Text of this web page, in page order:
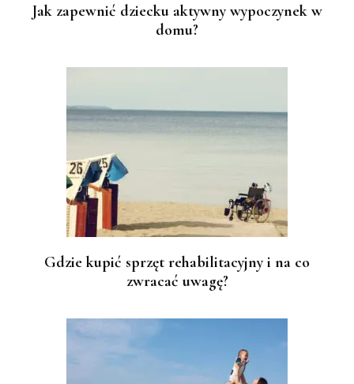
Jak zapewnić dziecku aktywny wypoczynek w
domu?
Gdzie kupić sprzęt rehabilitacyjny i na co
zwracać uwagę?